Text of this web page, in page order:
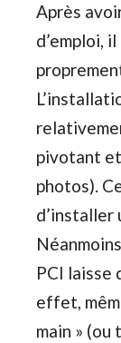
Après
d’emploi,
pivotant
photos).
d’installer
PCI laisse
effet,
main » (ou